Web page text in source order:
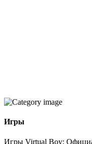
Игры
Игры Virtual Boy: